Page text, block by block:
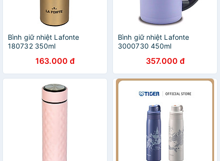
Bình giữ nhiệt Lafonte
180732 350ml
163.000 đ
Bình giữ nhiệt Lafonte
3000730 450ml
357.000 đ